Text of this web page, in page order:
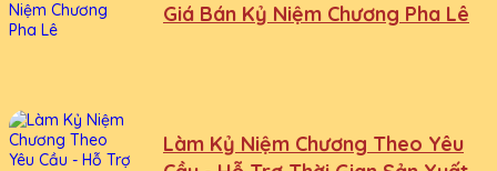
Giá Bán Kỷ Niệm Chương Pha Lê
Làm Kỷ Niệm Chương Theo Yêu